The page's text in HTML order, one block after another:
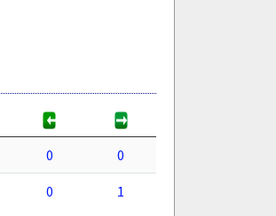
0 0
0
1